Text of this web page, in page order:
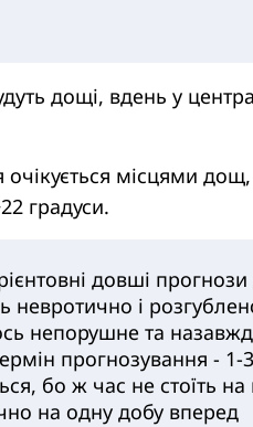
дощі, вдень у
очікується місцями
градуси.
довші
невротично і
непорушне та
прогнозування - 1-
бо ж час не стоїть
на одну добу вперед